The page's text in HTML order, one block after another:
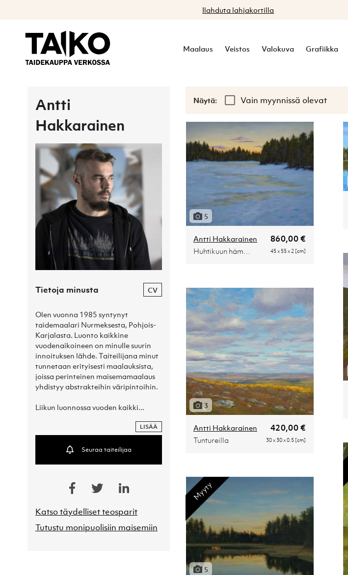
Ilahduta lahjakortilla
Maalaus Veistos Valokuva Grafiikka
Antti
Hakkarainen
Tietoja minusta CV
Olen vuonna 1985 syntynyt
taidemaalari Nurmeksesta, Pohjois-
Karjalasta. Luonto kaikkine
vuodenaikoineen on minulle suurin
innoituksen lähde. Taiteilijana minut
tunnetaan erityisesti maalauksista,
joissa perinteinen maisemamaalaus
yhdistyy abstrakteihin väripintoihin.
Liikun luonnossa vuoden kaikki...
LISÄÄ
Seuraa taiteilijaa
Katso täydelliset teosparit
Tutustu monipuolisiin maisemiin
Näytä: Vain myynnissä olevat
5
Antti Hakkarainen 860,00 €
Huhtikuun hämärää 45 x 55 x 2 [cm]
3
Antti Hakkarainen 420,00 €
Tuntureilla 30 x 30 x 0.5 [cm]
Myyty
5